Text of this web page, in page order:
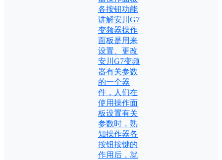
各按钮功能
讲解安川G7
变频器操作
面板是用来
设置、更改
安川G7变频
器有关参数
的一个器
件，人们在
使用操作面
板设置有关
参数时，熟
知操作器各
按钮按键的
作用后，就